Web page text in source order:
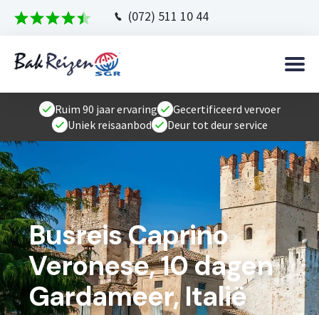
(072) 511 10 44
Ruim 90 jaar ervaring
Gecertificeerd vervoer
Uniek reisaanbod
Deur tot deur service
Busreis Caprino
Veronese, 10 dagen
Gardameer, Italië